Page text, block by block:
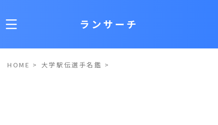
ランサーチ
HOME > 大学駅伝選手名鑑 >